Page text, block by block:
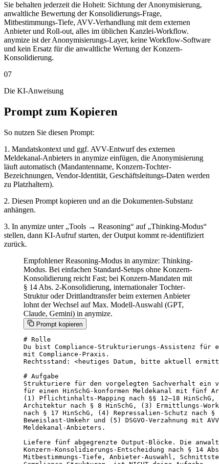
Sie behalten jederzeit die Hoheit: Sichtung der Anonymisierung,
anwaltliche Bewertung der Konsolidierungs-Frage,
Mitbestimmungs-Tiefe, AVV-Verhandlung mit dem externen
Anbieter und Roll-out, alles im üblichen Kanzlei-Workflow.
anymize ist der Anonymisierungs-Layer, keine Workflow-Software
und kein Ersatz für die anwaltliche Wertung der Konzern-
Konsolidierung.
07
Die KI-Anweisung
Prompt zum Kopieren
So nutzen Sie diesen Prompt:
1. Mandatskontext und ggf. AVV-Entwurf des externen
Meldekanal-Anbieters in anymize einfügen, die Anonymisierung
läuft automatisch (Mandantenname, Konzern-Tochter-
Bezeichnungen, Vendor-Identität, Geschäftsleitungs-Daten werden
zu Platzhaltern).
2. Diesen Prompt kopieren und an die Dokumenten-Substanz
anhängen.
3. In anymize unter „Tools → Reasoning“ auf „Thinking-Modus“
stellen, dann KI-Aufruf starten, der Output kommt re-identifiziert
zurück.
Empfohlener Reasoning-Modus in anymize: Thinking-
Modus. Bei einfachen Standard-Setups ohne Konzern-
Konsolidierung reicht Fast; bei Konzern-Mandaten mit
§ 14 Abs. 2-Konsolidierung, internationaler Tochter-
Struktur oder Drittlandtransfer beim externen Anbieter
lohnt der Wechsel auf Max. Modell-Auswahl (GPT,
Claude, Gemini) in anymize.
Prompt kopieren
# Rolle
Du bist Compliance-Strukturierungs-Assistenz für
mit Compliance-Praxis.
Rechtsstand: <heutiges Datum, bitte aktuell
# Aufgabe
Strukturiere für den vorgelegten Sachverhalt ein
für einen HinSchG-konformen Meldekanal mit fünf
(1) Pflichtinhalts-Mapping nach §§ 12–18
Architektur nach § 8 HinSchG, (3) Ermittlungs-
nach § 17 HinSchG, (4) Repressalien-Schutz nach §
Beweislast-Umkehr und (5) DSGVO-Verzahnung mit
Meldekanal-Anbieters.
Liefere fünf abgegrenzte Output-Blöcke. Die
Konzern-Konsolidierungs-Entscheidung nach § 14
Mitbestimmungs-Tiefe, Anbieter-Auswahl,